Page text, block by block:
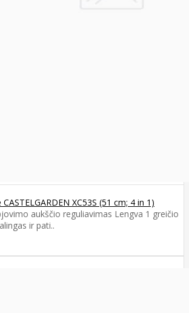
XC53S (51 cm; 4 in 1)
aukščio reguliavimas Lengva 1 greičio
ir pati..